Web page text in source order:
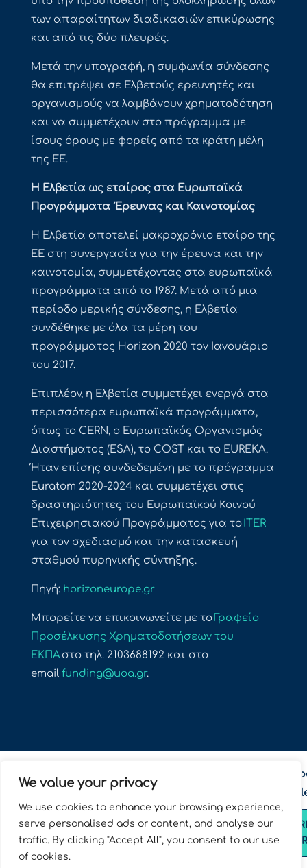
We value your privacy
We use cookies to enhance your browsing experience,
serve personalised ads or content, and analyse our
traffic. By clicking "Accept All", you consent to our use
of cookies.
των απαραίτητων διαδικασιών επικύρωσης
και από τις δύο πλευρές.
Μετά την υπογραφή, η συμφωνία σύνδεσης
θα επιτρέψει σε Ελβετούς ερευνητές και
οργανισμούς να λαμβάνουν χρηματοδότηση
και να συμμετέχουν στο πρόγραμμα με
ίσους όρους με φορείς από τα κράτη μέλη
της ΕΕ.
Η Ελβετία ως εταίρος στα Ευρωπαϊκά
Προγράμματα Έρευνας και Καινοτομίας
Η Ελβετία αποτελεί μακροχρόνιο εταίρο της
ΕΕ στη συνεργασία για την έρευνα και την
καινοτομία, συμμετέχοντας στα ευρωπαϊκά
προγράμματα από το 1987. Μετά από μια
περίοδο μερικής σύνδεσης, η Ελβετία
συνδέθηκε με όλα τα μέρη του
προγράμματος Horizon 2020 τον Ιανουάριο
του 2017.
Επιπλέον, η Ελβετία συμμετέχει ενεργά στα
περισσότερα ευρωπαϊκά προγράμματα,
όπως το CERN, ο Ευρωπαϊκός Οργανισμός
Διαστήματος (ESA), το COST και το EUREKA.
Ήταν επίσης συνδεδεμένη με το πρόγραμμα
Euratom 2020-2024 και συμμετέχει στις
δραστηριότητες του Ευρωπαϊκού Κοινού
Επιχειρησιακού Προγράμματος για τοITER
για τον σχεδιασμό και την κατασκευή
σταθμού πυρηνικής σύντηξης.
Πηγή: horizoneurope.gr
Μπορείτε να επικοινωνείτε με τοΓραφείο
Προσέλκυσης Χρηματοδοτήσεων του
ΕΚΠΑστο τηλ. 2103688192 και στο
email funding@uoa.gr.

(+30) 210-3688192

funding@uoa.gr

33, Akadimias str.